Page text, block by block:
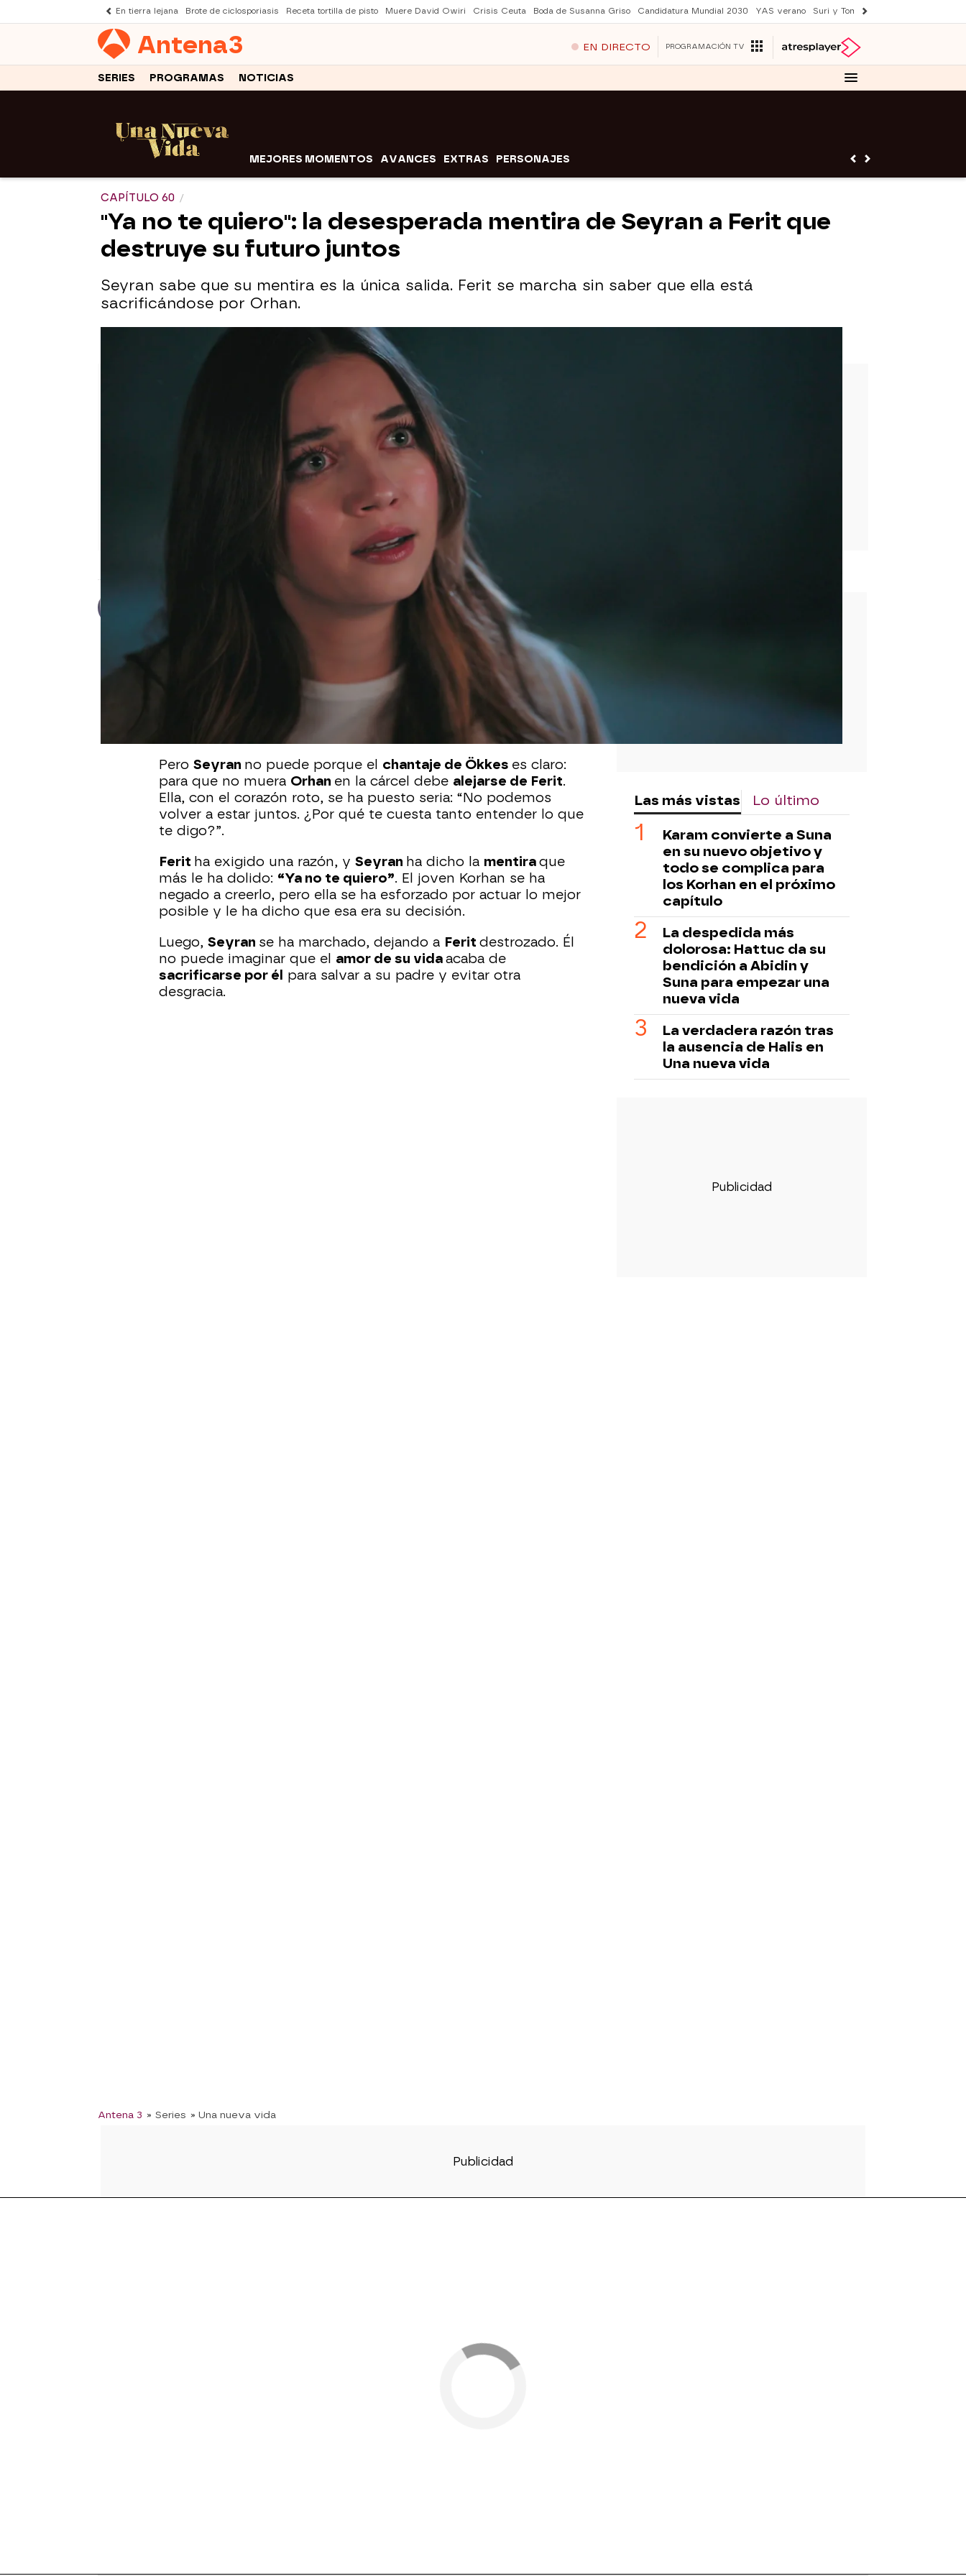
En tierra lejana Brote de ciclosporiasis Receta tortilla de pisto Muere David Owiri Crisis Ceuta Boda de Susanna Griso Candidatura Mundial 2030 YAS verano Suri y Tom Cruise
Antena3 EN DIRECTO PROGRAMACIÓN TV
SERIES PROGRAMAS NOTICIAS
MEJORES MOMENTOS AVANCES EXTRAS PERSONAJES
CAPÍTULO 60
"Ya no te quiero": la desesperada mentira de Seyran a Ferit que
destruye su futuro juntos
Seyran sabe que su mentira es la única salida. Ferit se marcha sin saber que ella está
sacrificándose por Orhan.
Ferit y Seyran sueñan con una nueva vida justo antes de que el destino los separe de nuevo
Whatsapp
, desesperado, se ha presentado en la puerta de la casa de
. Cansado de sus declaraciones a la prensa, le ha pedido
y que se vayan lejos: “Te digo que
volvamos juntos. Te digo que te vayas de aquí, que vengas
conmigo y que empecemos otra vez”.
Pero Seyran no puede porque el chantaje de Ökkes es claro:
para que no muera Orhan en la cárcel debe alejarse de Ferit.
Ella, con el corazón roto, se ha puesto seria: “No podemos
volver a estar juntos. ¿Por qué te cuesta tanto entender lo que
te digo?”.
Ferit ha exigido una razón, y Seyran ha dicho la mentiraque
más le ha dolido: “Ya no te quiero”. El joven Korhan se ha
negado a creerlo, pero ella se ha esforzado por actuar lo mejor
posible y le ha dicho que esa era su decisión.
Luego, Seyran se ha marchado, dejando a Ferit destrozado. Él
no puede imaginar que el amor de su vidaacaba de
sacrificarse por él para salvar a su padre y evitar otra
desgracia.
Antena 3 » Series » Una nueva vida
Las más vistas Lo último
Karam convierte a Suna
en su nuevo objetivo y
todo se complica para
los Korhan en el próximo
capítulo
La despedida más
dolorosa: Hattuc da su
bendición a Abidin y
Suna para empezar una
nueva vida
La verdadera razón tras
la ausencia de Halis en
Una nueva vida